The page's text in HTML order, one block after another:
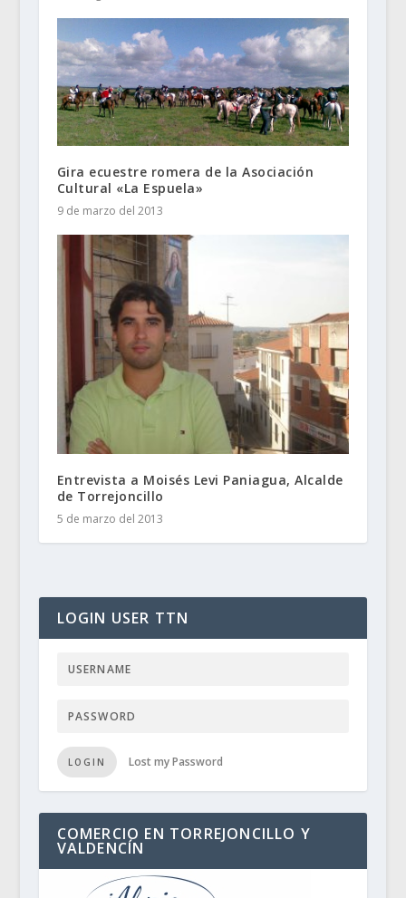
Gira ecuestre romera de la Asociación
Cultural «La Espuela»
9 de marzo del 2013
Entrevista a Moisés Levi Paniagua, Alcalde
de Torrejoncillo
5 de marzo del 2013
LOGIN USER TTN
LOGIN Lost my Password
COMERCIO EN TORREJONCILLO Y
VALDENCÍN